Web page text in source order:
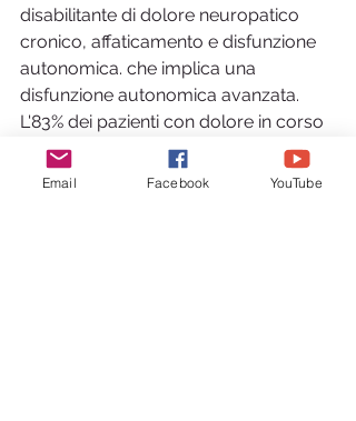
disabilitante di dolore neuropatico
cronico, affaticamento e disfunzione
autonomica. che implica una
disfunzione autonomica avanzata.
L'83% dei pazienti con dolore in corso
ha mostrato valori di S-LANSS> 12,
suggerendo una componente
Email Facebook YouTube